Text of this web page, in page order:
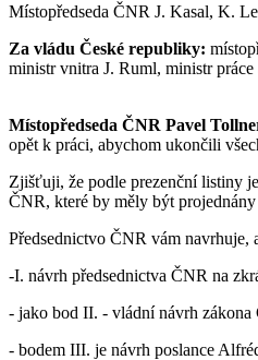
Místopředseda ČNR J. Kasal, K.
Za vládu České republiky:
ministr vnitra J. Ruml, ministr
Místopředseda ČNR Pavel
opět k práci, abychom ukončili
Zjišťuji, že podle prezenční listiny
ČNR, které by měly být
Předsednictvo ČNR vám navrhuje,
-I. návrh předsednictva ČNR na
- jako bod II. - vládní návrh zákona
- bodem III. je návrh poslance